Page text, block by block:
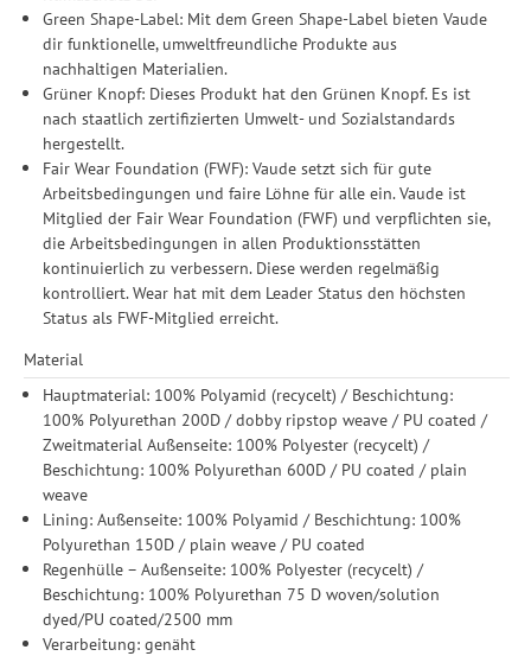
Green Shape-Label: Mit dem Green Shape-Label bieten Vaude
dir funktionelle, umweltfreundliche Produkte aus
nachhaltigen Materialien.
Grüner Knopf: Dieses Produkt hat den Grünen Knopf. Es ist
nach staatlich zertifizierten Umwelt- und Sozialstandards
hergestellt.
Fair Wear Foundation (FWF): Vaude setzt sich für gute
Arbeitsbedingungen und faire Löhne für alle ein. Vaude ist
Mitglied der Fair Wear Foundation (FWF) und verpflichten sie,
die Arbeitsbedingungen in allen Produktionsstätten
kontinuierlich zu verbessern. Diese werden regelmäßig
kontrolliert. Wear hat mit dem Leader Status den höchsten
Status als FWF-Mitglied erreicht.
Material
Hauptmaterial: 100% Polyamid (recycelt) / Beschichtung:
100% Polyurethan 200D / dobby ripstop weave / PU coated /
Zweitmaterial Außenseite: 100% Polyester (recycelt) /
Beschichtung: 100% Polyurethan 600D / PU coated / plain
weave
Lining: Außenseite: 100% Polyamid / Beschichtung: 100%
Polyurethan 150D / plain weave / PU coated
Regenhülle – Außenseite: 100% Polyester (recycelt) /
Beschichtung: 100% Polyurethan 75 D woven/solution
dyed/PU coated/2500 mm
Verarbeitung: genäht